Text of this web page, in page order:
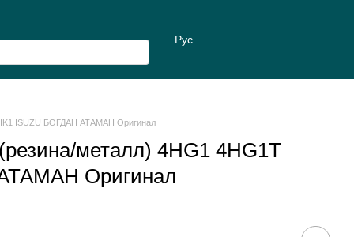
Рус
ISUZU БОГДАН АТАМАН Оригинал
металл) 4HG1 4HG1T
Оригинал